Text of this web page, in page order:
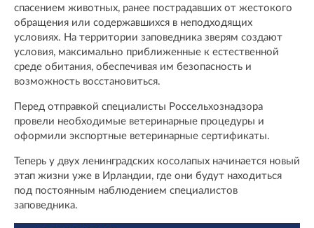
спасением животных, ранее пострадавших от жестокого
обращения или содержавшихся в неподходящих
условиях. На территории заповедника зверям создают
условия, максимально приближенные к естественной
среде обитания, обеспечивая им безопасность и
возможность восстановиться.
Перед отправкой специалисты Россельхознадзора
провели необходимые ветеринарные процедуры и
оформили экспортные ветеринарные сертификаты.
Теперь у двух ленинградских косолапых начинается новый
этап жизни уже в Ирландии, где они будут находиться
под постоянным наблюдением специалистов
заповедника.